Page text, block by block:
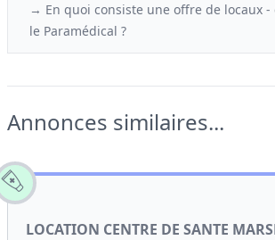
→ En quoi consiste une offre de locaux -
le Paramédical ?
Annonces similaires...
LOCATION CENTRE DE SANTE